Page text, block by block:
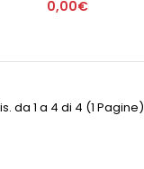
0,00€
da 1 a 4 di 4 (1 Pagine)